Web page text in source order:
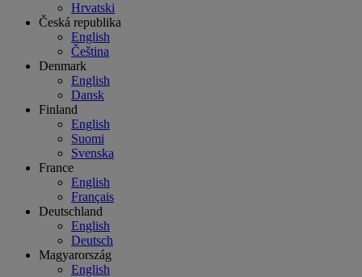
Hrvatski
Česká republika
English
Čeština
Denmark
English
Dansk
Finland
English
Suomi
Svenska
France
English
Français
Deutschland
English
Deutsch
Magyarország
English